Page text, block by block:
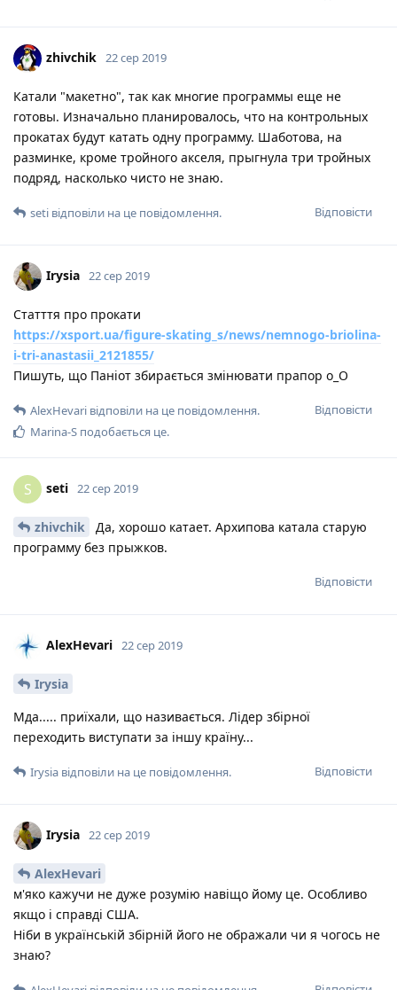
zhivchik 22 сер 2019
Катали "макетно", так как многие программы еще не
готовы. Изначально планировалось, что на контрольных
прокатах будут катать одну программу. Шаботова, на
разминке, кроме тройного акселя, прыгнула три тройных
подряд, насколько чисто не знаю.
Відповісти
seti відповіли на це повідомлення.
Irysia 22 сер 2019
Статття про прокати
https://xsport.ua/figure-skating_s/news/nemnogo-briolina-
i-tri-anastasii_2121855/
Пишуть, що Паніот збирається змінювати прапор о_О
Відповісти
AlexHevari відповіли на це повідомлення.
Marina-S подобається це.
S seti 22 сер 2019
zhivchik
Да, хорошо катает. Архипова катала старую
программу без прыжков.
Відповісти
AlexHevari 22 сер 2019
Irysia
Мда..... приїхали, що називається. Лідер збірної
переходить виступати за іншу країну...
Відповісти
Irysia відповіли на це повідомлення.
Irysia 22 сер 2019
AlexHevari
м'яко кажучи не дуже розумію навіщо йому це. Особливо
якщо і справді США.
Ніби в українській збірній його не ображали чи я чогось не
знаю?